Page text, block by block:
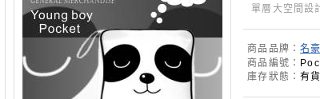
單層大空間設
商品品牌：名
商品編號：
庫存狀態：有貨